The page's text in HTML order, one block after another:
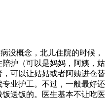
概念，北儿住院的时候，
护（可以是妈妈，阿姨，姑
可以让姑姑或者阿姨进仓替
业护工。不过，一般最好还
送饭的。医生基本不让吃医